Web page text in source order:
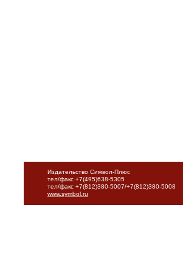
Издательство Символ-Плюс
тел/факс +7(495)638-5305
тел/факс +7(812)380-5007/+7(812)380-5008
www.symbol.ru